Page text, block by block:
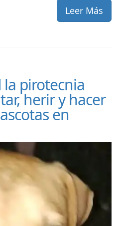
Leer Más
la pirotecnia
herir y hacer
en